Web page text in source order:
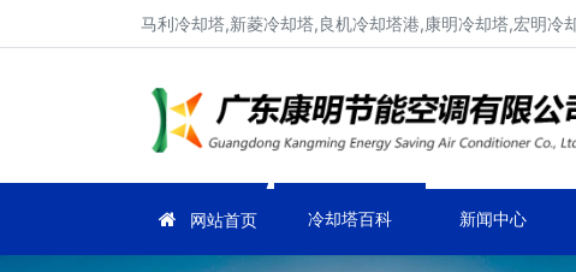
马利冷却塔,新菱冷却塔,良机冷却塔港,康明冷却塔,宏明冷
网站首页 冷却塔百科 新闻中心